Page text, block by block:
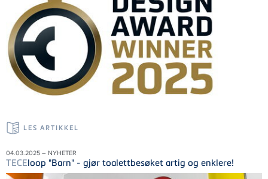
LES ARTIKKEL
04.03.2025 – NYHETER
TECEloop "Barn" - gjør toalettbesøket artig og enklere!